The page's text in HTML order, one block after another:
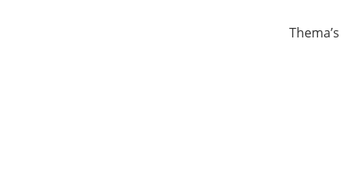
Thema’s